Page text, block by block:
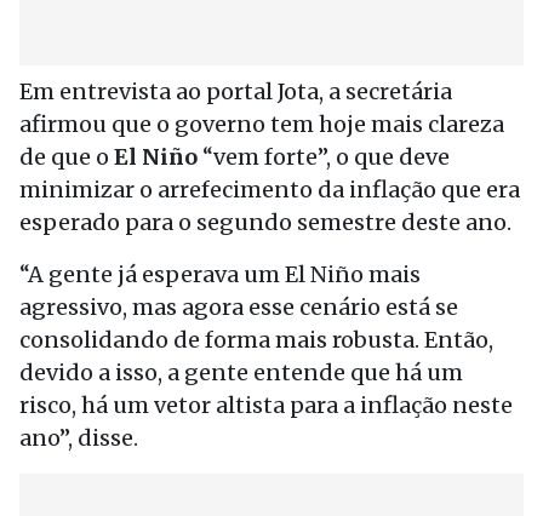
Em entrevista ao portal Jota, a secretária
afirmou que o governo tem hoje mais clareza
de que o El Niño “vem forte”, o que deve
minimizar o arrefecimento da inflação que era
esperado para o segundo semestre deste ano.
“A gente já esperava um El Niño mais
agressivo, mas agora esse cenário está se
consolidando de forma mais robusta. Então,
devido a isso, a gente entende que há um
risco, há um vetor altista para a inflação neste
ano”, disse.